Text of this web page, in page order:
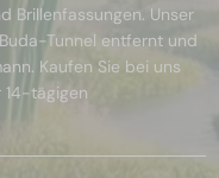
Brillenfassungen. Unser
Tunnel entfernt und
Kaufen Sie bei uns
14-tägigen